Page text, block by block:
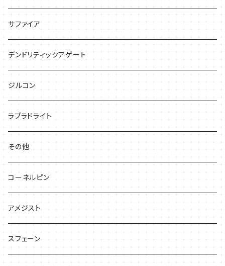
サファイア
デンドリティックアゲート
ジルコン
ラブラドライト
その他
コーネルピン
アメジスト
スフェーン